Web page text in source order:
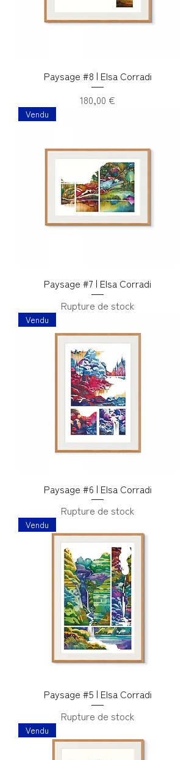
Paysage #8 | Elsa Corradi
Prix
180,00 €
Vendu
Paysage #7 | Elsa Corradi
Rupture de stock
Vendu
Paysage #6 | Elsa Corradi
Rupture de stock
Vendu
Paysage #5 | Elsa Corradi
Rupture de stock
Vendu